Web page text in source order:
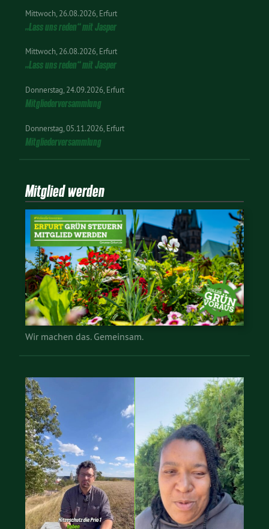
Mittwoch 26.08.2026 Erfurt
„Lass uns reden“ mit Jasper
Mittwoch 26.08.2026 Erfurt
„Lass uns reden“ mit Jasper
Donnerstag 24.09.2026 Erfurt
Mitgliederversammlung
Donnerstag 05.11.2026 Erfurt
Mitgliederversammlung
Mitglied werden
Wir machen das. Gemeinsam.